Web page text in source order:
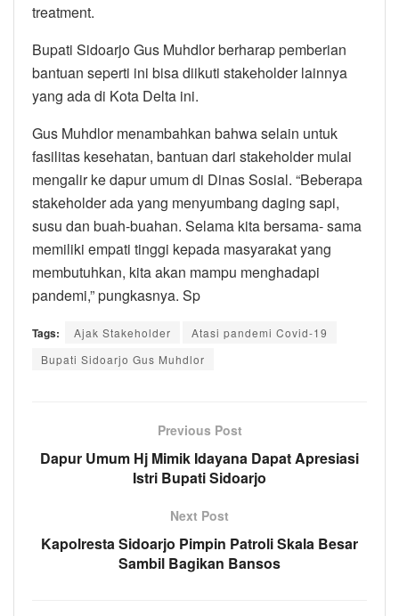
treatment.
Bupati Sidoarjo Gus Muhdlor berharap pemberian
bantuan seperti ini bisa diikuti stakeholder lainnya
yang ada di Kota Delta ini.
Gus Muhdlor menambahkan bahwa selain untuk
fasilitas kesehatan, bantuan dari stakeholder mulai
mengalir ke dapur umum di Dinas Sosial. “Beberapa
stakeholder ada yang menyumbang daging sapi,
susu dan buah-buahan. Selama kita bersama- sama
memiliki empati tinggi kepada masyarakat yang
membutuhkan, kita akan mampu menghadapi
pandemi,” pungkasnya. Sp
Tags: Ajak Stakeholder
Atasi pandemi Covid-19
Bupati Sidoarjo Gus Muhdlor
Previous Post
Dapur Umum Hj Mimik Idayana Dapat Apresiasi
Istri Bupati Sidoarjo
Next Post
Kapolresta Sidoarjo Pimpin Patroli Skala Besar
Sambil Bagikan Bansos